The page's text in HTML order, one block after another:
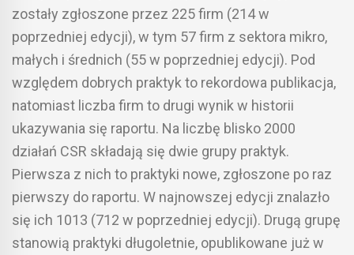
zostały zgłoszone przez 225 firm (214 w
poprzedniej edycji), w tym 57 firm z sektora mikro,
małych i średnich (55 w poprzedniej edycji). Pod
względem dobrych praktyk to rekordowa publikacja,
natomiast liczba firm to drugi wynik w historii
ukazywania się raportu. Na liczbę blisko 2000
działań CSR składają się dwie grupy praktyk.
Pierwsza z nich to praktyki nowe, zgłoszone po raz
pierwszy do raportu. W najnowszej edycji znalazło
się ich 1013 (712 w poprzedniej edycji). Drugą grupę
stanowią praktyki długoletnie, opublikowane już w